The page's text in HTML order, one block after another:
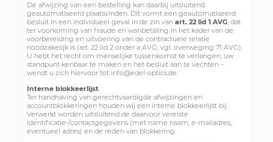
De afwijzing van een bestelling kan daarbij uitsluitend
geautomatiseerd plaatsvinden. Dit vormt een geautomatiseerd
besluit in een individueel geval in de zin van art. 22 lid 1 AVG, dat
ter voorkoming van fraude en wanbetaling in het kader van de
voorbereiding en uitvoering van de contractuele relatie
noodzakelijk is (art. 22 lid 2 onder a AVG; vgl. overweging 71 AVG).
U hebt het recht om menselijke tussenkomst te verlangen, uw
standpunt kenbaar te maken en het besluit aan te vechten –
wendt u zich hiervoor tot info@edel-optics.de.
Interne blokkeerlijst
Ter handhaving van gerechtvaardigde afwijzingen en
accountblokkeringen houden wij een interne blokkeerlijst bij.
Verwerkt worden uitsluitend de daarvoor vereiste
identificatie-/contactgegevens (met name naam, e-mailadres,
eventueel adres) en de reden van blokkering.